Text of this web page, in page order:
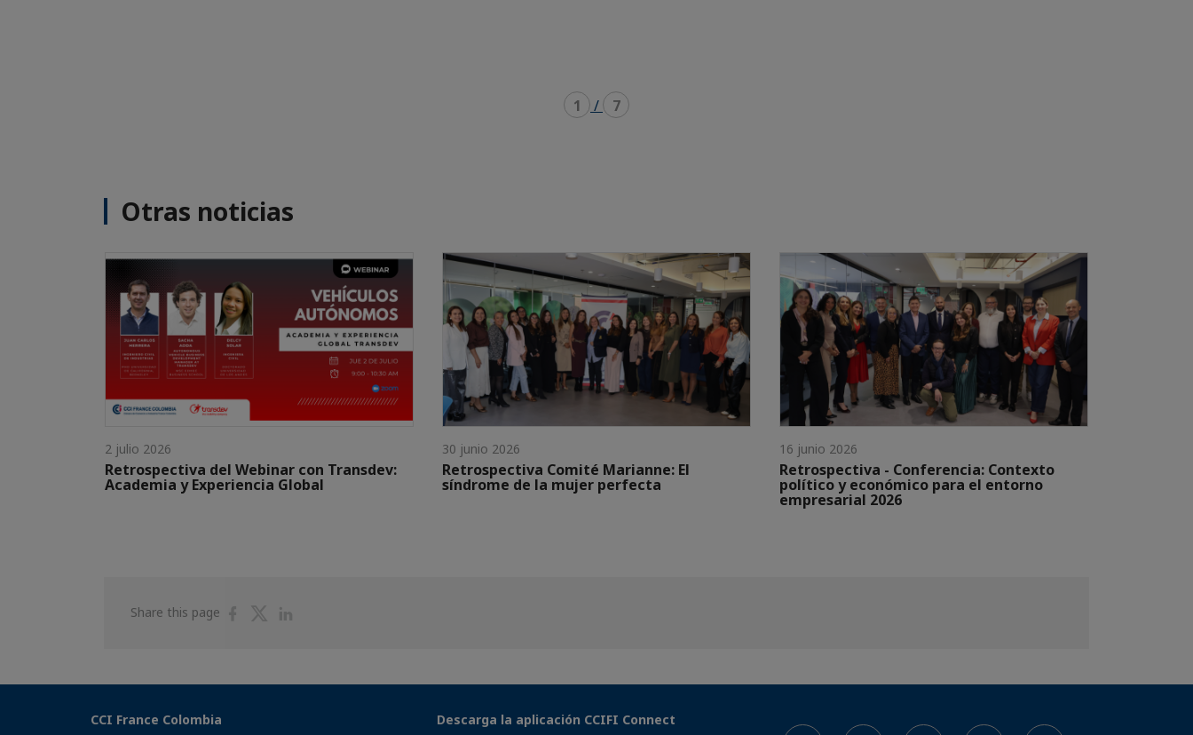
1 / 7
Otras noticias
2 julio 2026
Retrospectiva del Webinar con Transdev:
Academia y Experiencia Global
30 junio 2026
Retrospectiva Comité Marianne: El
síndrome de la mujer perfecta
16 junio 2026
Retrospectiva - Conferencia: Contexto
político y económico para el entorno
empresarial 2026
Share this page
ShareShare
CCI France Colombia Descarga la aplicación CCIFI Connect